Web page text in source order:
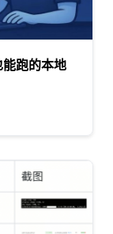
跑的本地